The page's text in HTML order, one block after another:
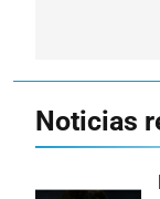
Noticias